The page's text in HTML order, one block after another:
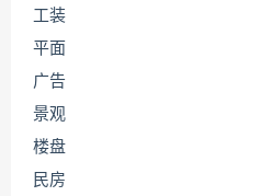
工装
平面
广告
景观
楼盘
民房